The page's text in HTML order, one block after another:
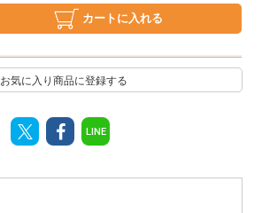
カートに入れる
お気に入り商品に登録する
LINE